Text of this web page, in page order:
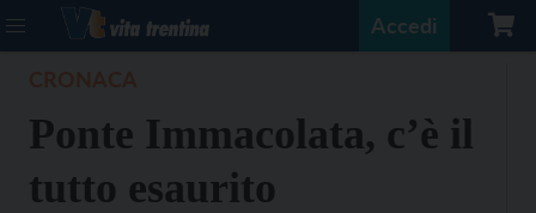
Accedi
Ponte Immacolata, c’è il
tutto esaurito